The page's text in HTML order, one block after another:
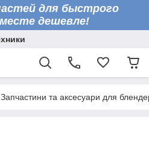
для быстрого
дешевле!
Запчастини та аксесуари для